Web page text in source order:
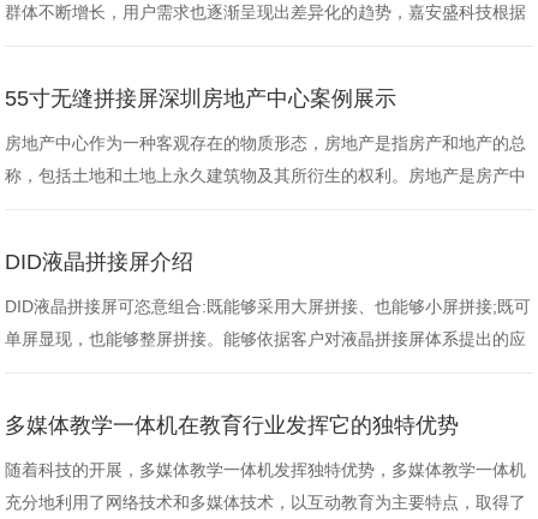
群体不断增长，用户需求也逐渐呈现出差异化的趋势，嘉安盛科技根据
美的效果带给客户个性化的选择。近期推出定制分众传媒电梯楼宇
广……
55寸无缝拼接屏深圳房地产中心案例展示
房地产中心作为一种客观存在的物质形态，房地产是指房产和地产的总
称，包括土地和土地上永久建筑物及其所衍生的权利。房地产是房产中
寸……
DID液晶拼接屏介绍
DID液晶拼接屏可恣意组合:既能够采用大屏拼接、也能够小屏拼接;既可
单屏显现，也能够整屏拼接。能够依据客户对液晶拼接屏体系提出的应
多媒体教学一体机在教育行业发挥它的独特优势
随着科技的开展，多媒体教学一体机发挥独特优势，多媒体教学一体机
充分地利用了网络技术和多媒体技术，以互动教育为主要特点，取得了